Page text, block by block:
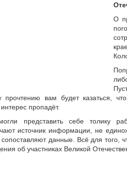
О
прочтению вам будет казаться,
пропадёт.
представить себе толику
источник информации, не
сопоставляют данные. Всё для
об участниках Великой